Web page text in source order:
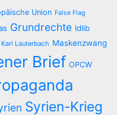
Union False Flag
Grundrechte Idlib
Karl Lauterbach Maskenzwang
Brief OPCW
Syrien-Krieg